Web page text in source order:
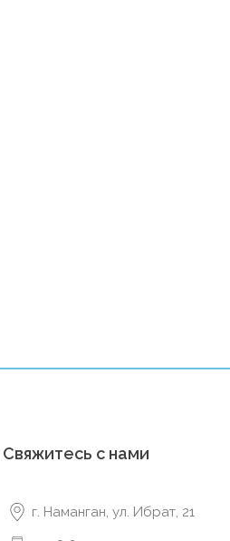
Свяжитесь с нами
г. Наманган, ул. Ибрат, 21